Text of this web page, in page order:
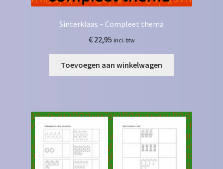
Sinterklaas – Compleet thema
€22,95 incl. btw
Toevoegen aan winkelwagen